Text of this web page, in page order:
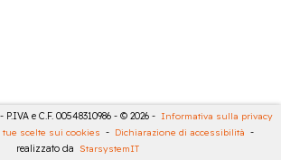
e C.F. 00548310986 - © 2026 - Informativa sulla privacy
tue scelte sui cookies - Dichiarazione di accessibilità -
realizzato da StarsystemIT